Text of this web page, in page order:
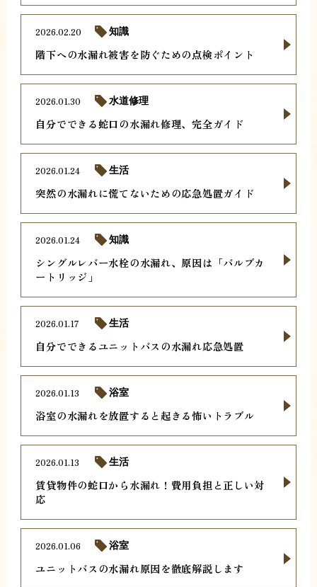
階下への水漏れ被害を防ぐための点検ポイント
2026.02.20 知識
自分でできる蛇口の水漏れ修理、完全ガイド
2026.01.30 水道修理
突然の水漏れに慌てないための応急処置ガイド
2026.01.24 生活
シングルレバー水栓の水漏れ、原因は「バルブカ
ートリッジ」
2026.01.24 知識
自分でできるユニットバスの水漏れ応急処置
2026.01.17 生活
浴室の水漏れを放置すると起きる怖いトラブル
2026.01.13 浴室
賃貸物件の蛇口から水漏れ！費用負担と正しい対
応
2026.01.13 生活
ユニットバスの水漏れ原因を徹底解説します
2026.01.06 浴室